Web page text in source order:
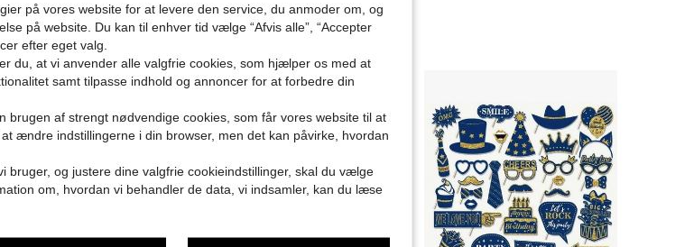
på vores website for at levere den service, du anmoder om, og
på website. Du kan til enhver tid vælge “Afvis alle”, “Accepter
efter eget valg.
du, at vi anvender alle valgfrie cookies, som hjælper os med at
samt tilpasse indhold og annoncer for at forbedre din
brugen af strengt nødvendige cookies, som får vores website til at
ændre indstillingerne i din browser, men det kan påvirke, hvordan
bruger, og justere dine valgfrie cookieindstillinger, skal du vælge
om, hvordan vi behandler de data, vi indsamler, kan du læse